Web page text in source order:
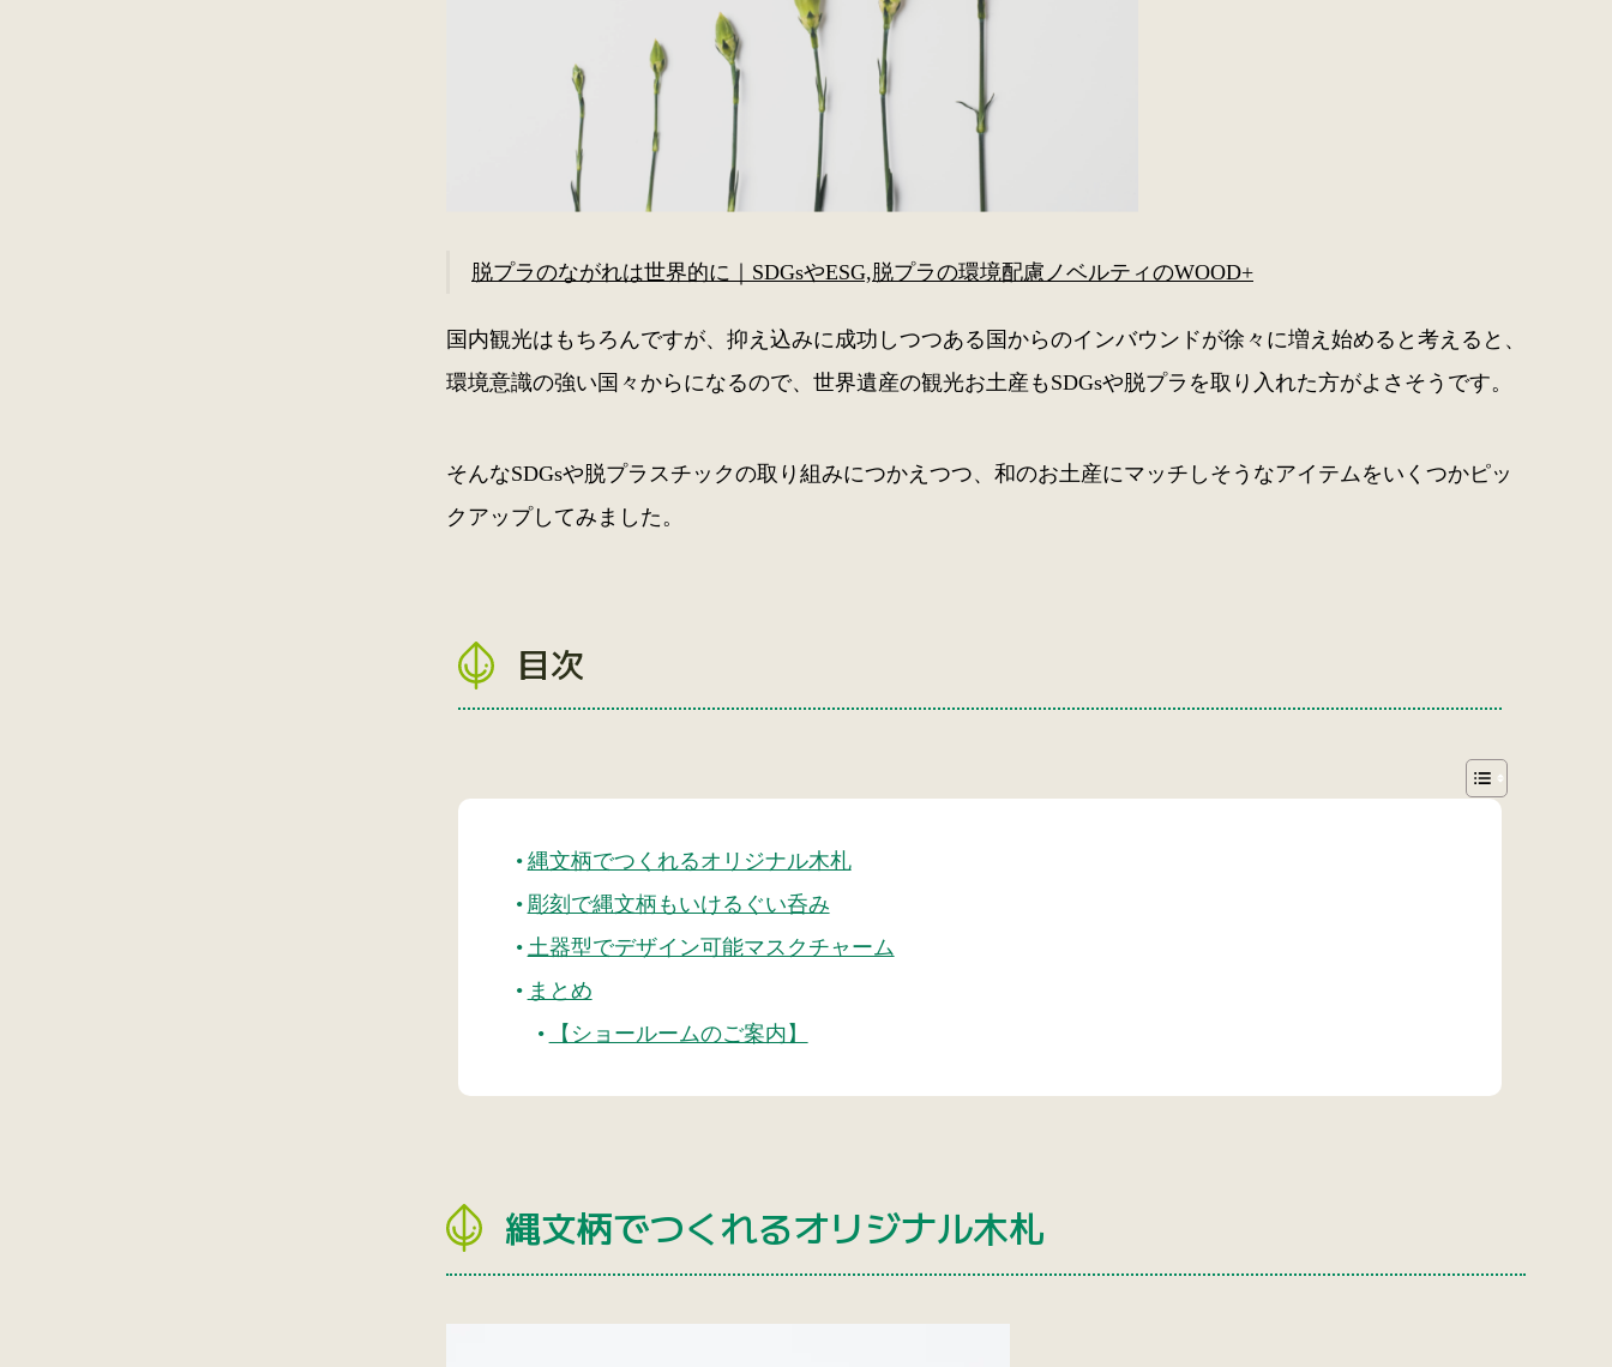
脱プラのながれは世界的に｜SDGsやESG,脱プラの環境配慮ノベルティのWOOD+
国内観光はもちろんですが、抑え込みに成功しつつある国からのインバウンドが徐々に増え始めると考えると、
環境意識の強い国々からになるので、世界遺産の観光お土産もSDGsや脱プラを取り入れた方がよさそうです。
そんなSDGsや脱プラスチックの取り組みにつかえつつ、和のお土産にマッチしそうなアイテムをいくつかピッ
クアップしてみました。
目次
縄文柄でつくれるオリジナル木札
彫刻で縄文柄もいけるぐい呑み
土器型でデザイン可能マスクチャーム
まとめ
【ショールームのご案内】
縄文柄でつくれるオリジナル木札